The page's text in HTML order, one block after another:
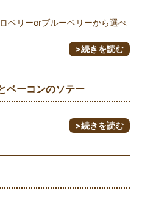
ベリーorブルーベリーから選べ
>続きを読む
ベーコンのソテー
>続きを読む